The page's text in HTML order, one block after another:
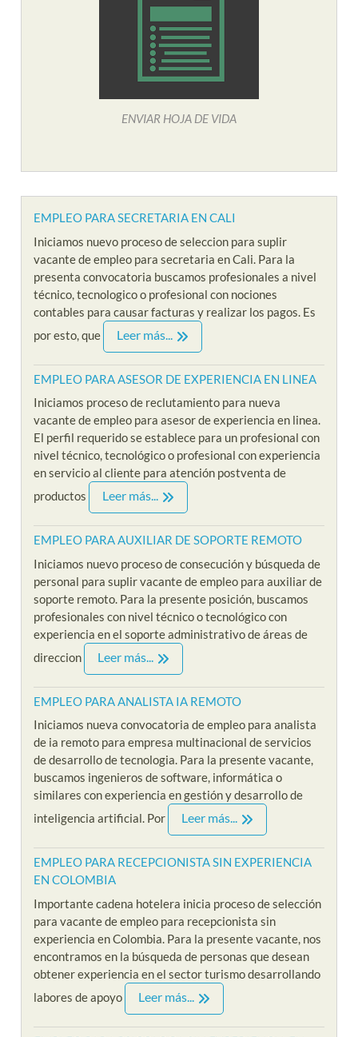
ENVIAR HOJA DE VIDA
EMPLEO PARA SECRETARIA EN CALI
Iniciamos nuevo proceso de seleccion para suplir
vacante de empleo para secretaria en Cali. Para la
presenta convocatoria buscamos profesionales a nivel
técnico, tecnologico o profesional con nociones
contables para causar facturas y realizar los pagos. Es
por esto, que
Leer más...
EMPLEO PARA ASESOR DE EXPERIENCIA EN LINEA
Iniciamos proceso de reclutamiento para nueva
vacante de empleo para asesor de experiencia en linea.
El perfil requerido se establece para un profesional con
nivel técnico, tecnológico o profesional con experiencia
en servicio al cliente para atención postventa de
productos
Leer más...
EMPLEO PARA AUXILIAR DE SOPORTE REMOTO
Iniciamos nuevo proceso de consecución y búsqueda de
personal para suplir vacante de empleo para auxiliar de
soporte remoto. Para la presente posición, buscamos
profesionales con nivel técnico o tecnológico con
experiencia en el soporte administrativo de áreas de
direccion
Leer más...
EMPLEO PARA ANALISTA IA REMOTO
Iniciamos nueva convocatoria de empleo para analista
de ia remoto para empresa multinacional de servicios
de desarrollo de tecnologia. Para la presente vacante,
buscamos ingenieros de software, informática o
similares con experiencia en gestión y desarrollo de
inteligencia artificial. Por
Leer más...
EMPLEO PARA RECEPCIONISTA SIN EXPERIENCIA
EN COLOMBIA
Importante cadena hotelera inicia proceso de selección
para vacante de empleo para recepcionista sin
experiencia en Colombia. Para la presente vacante, nos
encontramos en la búsqueda de personas que desean
obtener experiencia en el sector turismo desarrollando
labores de apoyo
Leer más...